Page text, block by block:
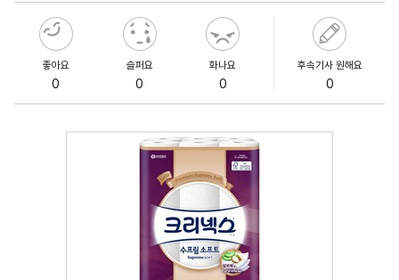
좋아요
0
슬퍼요
0
화나요
0
후속기사 원해요
0